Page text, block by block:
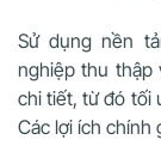
Sử dụng nền
nghiệp thu thập
chi tiết, từ đó tối
Các lợi ích chính